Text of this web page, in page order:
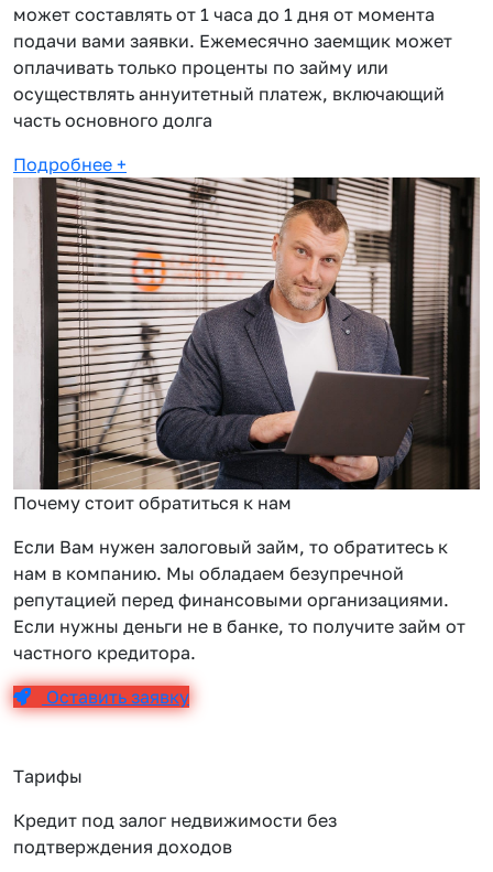
может составлять от 1 часа до 1 дня от момента
подачи вами заявки. Ежемесячно заемщик может
оплачивать только проценты по займу или
осуществлять аннуитетный платеж, включающий
часть основного долга
Подробнее +
Почему стоит обратиться к нам
Если Вам нужен залоговый займ, то обратитесь к
нам в компанию. Мы обладаем безупречной
репутацией перед финансовыми организациями.
Если нужны деньги не в банке, то получите займ от
частного кредитора.
Оставить заявку
Тарифы
Кредит под залог недвижимости без
подтверждения доходов